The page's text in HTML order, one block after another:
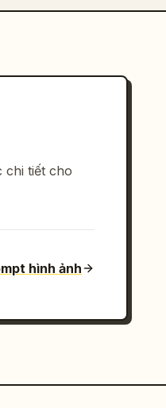
chi tiết cho
hình ảnh